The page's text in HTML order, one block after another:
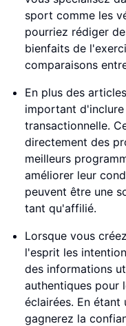
sport comme les
pourriez rédiger
bienfaits de
comparaisons
En plus des
important
transactionnelle.
directement des
meilleurs
améliorer leur
peuvent être une
tant qu'affilié.
Lorsque vous
l'esprit les
des informations
authentiques pour
éclairées. En
gagnerez la